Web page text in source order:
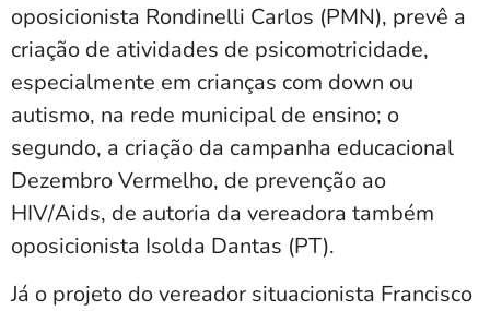
oposicionista Rondinelli Carlos (PMN), prevê a
criação de atividades de psicomotricidade,
especialmente em crianças com down ou
autismo, na rede municipal de ensino; o
segundo, a criação da campanha educacional
Dezembro Vermelho, de prevenção ao
HIV/Aids, de autoria da vereadora também
oposicionista Isolda Dantas (PT).
Já o projeto do vereador situacionista Francisco